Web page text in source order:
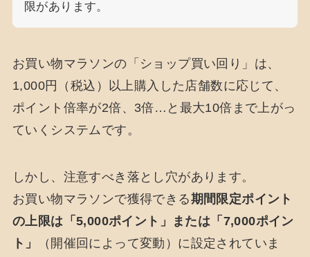
限があります。
お買い物マラソンの「ショップ買い回り」は、
1,000円（税込）以上購入した店舗数に応じて、
ポイント倍率が2倍、3倍…と最大10倍まで上がっ
ていくシステムです。
しかし、注意すべき落とし穴があります。
お買い物マラソンで獲得できる期間限定ポイント
の上限は「5,000ポイント」または「7,000ポイン
ト」
（開催回によって変動）に設定されていま